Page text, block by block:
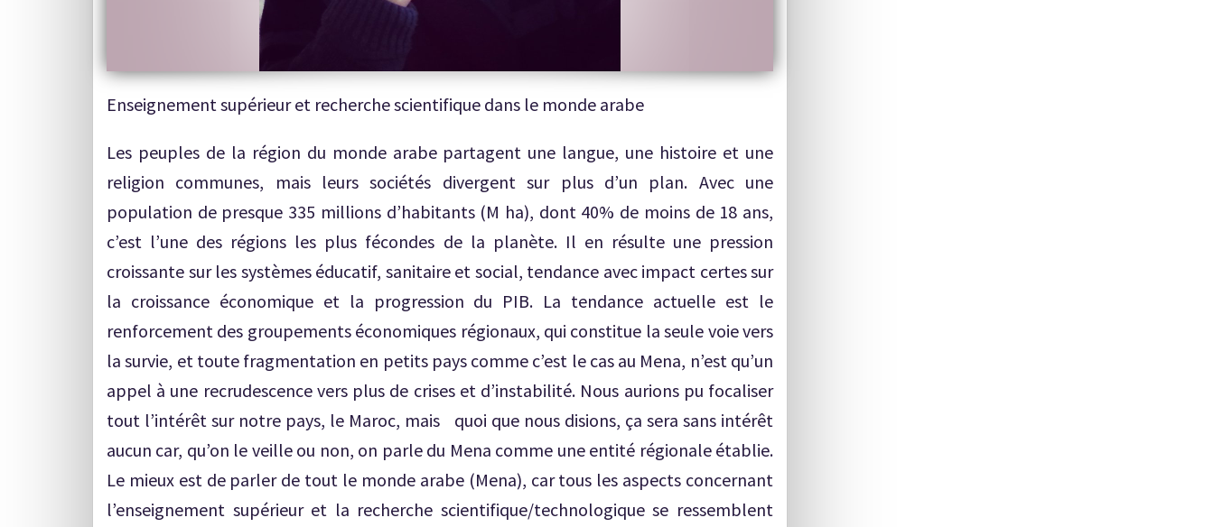
Enseignement supérieur et recherche scientifique dans le monde arabe
Les peuples de la région du monde arabe partagent une langue, une histoire et une
religion communes, mais leurs sociétés divergent sur plus d’un plan. Avec une
population de presque 335 millions d’habitants (M ha), dont 40% de moins de 18 ans,
c’est l’une des régions les plus fécondes de la planète. Il en résulte une pression
croissante sur les systèmes éducatif, sanitaire et social, tendance avec impact certes sur
la croissance économique et la progression du PIB. La tendance actuelle est le
renforcement des groupements économiques régionaux, qui constitue la seule voie vers
la survie, et toute fragmentation en petits pays comme c’est le cas au Mena, n’est qu’un
appel à une recrudescence vers plus de crises et d’instabilité. Nous aurions pu focaliser
tout l’intérêt sur notre pays, le Maroc, mais quoi que nous disions, ça sera sans intérêt
aucun car, qu’on le veille ou non, on parle du Mena comme une entité régionale établie.
Le mieux est de parler de tout le monde arabe (Mena), car tous les aspects concernant
l’enseignement supérieur et la recherche scientifique/technologique se ressemblent